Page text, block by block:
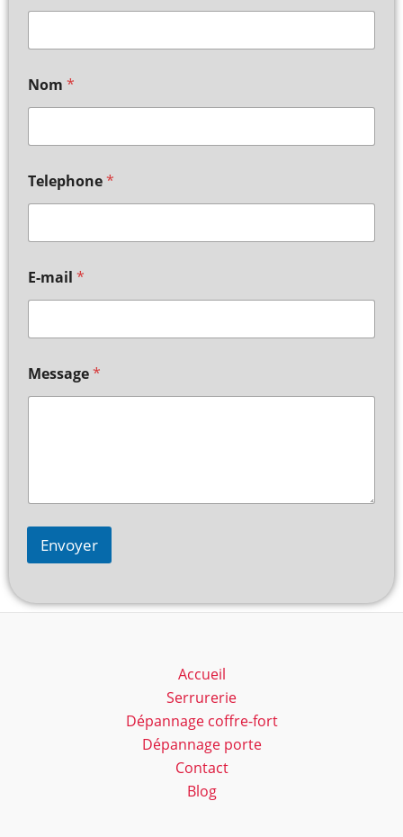
Nom *
Telephone*
E-mail *
Message*
Envoyer
Accueil
Serrurerie
Dépannage coffre-fort
Dépannage porte
Contact
Blog